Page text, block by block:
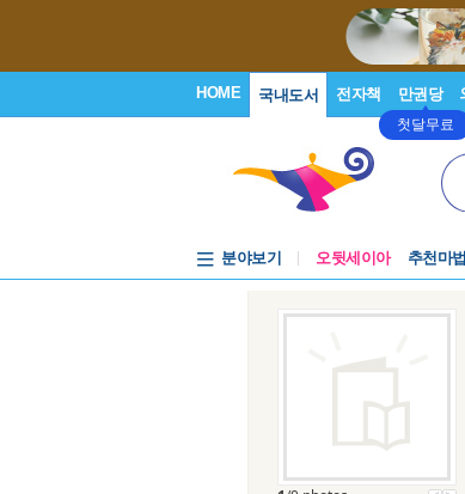
HOME 국내도서 전자책 만권당
첫달무료
분야보기 오뒷세이아 추천마